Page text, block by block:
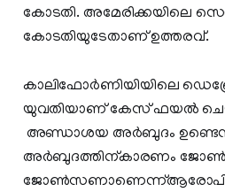
കോടതി. അമേരിക്കയിലെ
കോടതിയുടേതാണ് ഉത്തരവ്.
കാലിഫോർണിയിയിലെ
യുവതിയാണ് കേസ് ഫയൽ
അണ്ഡാശയ അർബുദം ഉണ്ടെന്ന്
അർബുദത്തിന്കാരണം